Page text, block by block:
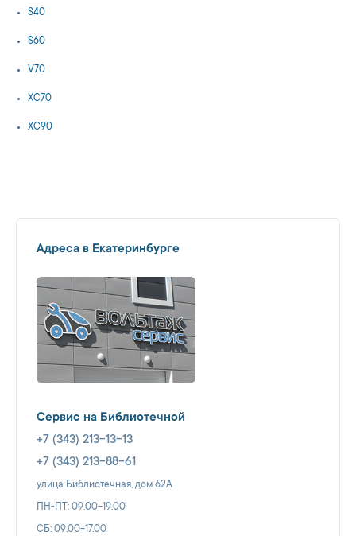
S40
S60
V70
XC70
XC90
Адреса в Екатеринбурге
Сервис на Библиотечной
+7 (343) 213-13-13
+7 (343) 213-88-61
улица Библиотечная, дом 62А
ПН-ПТ: 09.00-19.00
СБ: 09.00-17.00